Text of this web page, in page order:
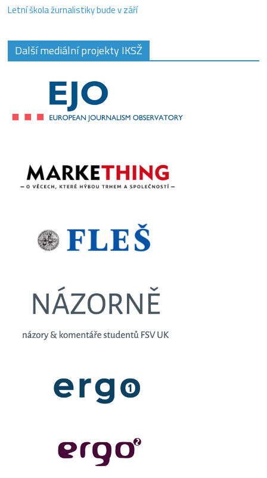
Letní škola žurnalistiky bude v září
Další mediální projekty IKSŽ